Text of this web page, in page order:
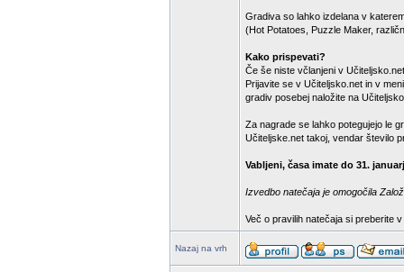
Gradiva so lahko izdelana v
(Hot Potatoes, Puzzle Maker,
Kako prispevati?
Če še niste včlanjeni v
Prijavite se v Učiteljsko.net in v
gradiv posebej naložite na
Za nagrade se lahko potegujejo le
Učiteljske.net takoj, vendar število
Vabljeni, časa imate do 31.
Izvedbo natečaja je omogočila
Več o pravilih natečaja si preberite v
Nazaj na vrh